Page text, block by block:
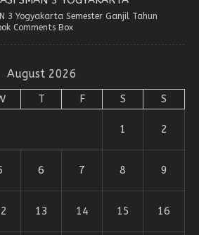
3 Yogyakarta Semester Ganjil Tahun
Comments Box
August 2026
T F S S
1 2
6 7 8 9
13 14 15 16